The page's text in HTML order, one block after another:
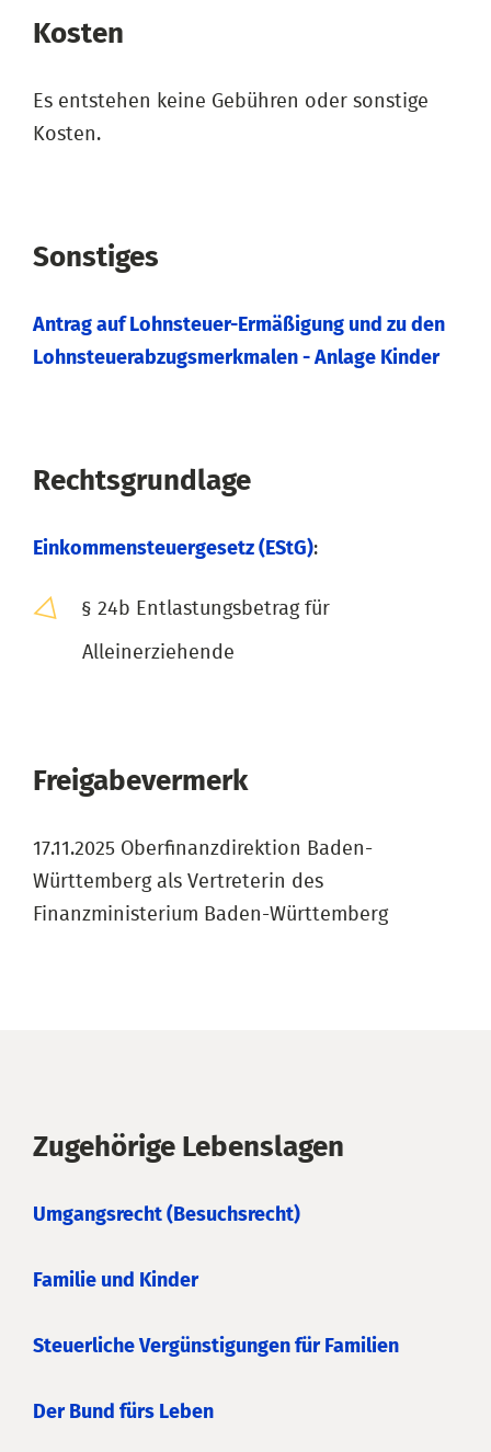
Kosten
Es entstehen keine Gebühren oder sonstige
Kosten.
Sonstiges
Antrag auf Lohnsteuer-Ermäßigung und zu den
Lohnsteuerabzugsmerkmalen - Anlage Kinder
Rechtsgrundlage
Einkommensteuergesetz (EStG):
§ 24b Entlastungsbetrag für
Alleinerziehende
Freigabevermerk
17.11.2025 Oberfinanzdirektion Baden-
Württemberg als Vertreterin des
Finanzministerium Baden-Württemberg
Zugehörige Lebenslagen
Umgangsrecht (Besuchsrecht)
Familie und Kinder
Steuerliche Vergünstigungen für Familien
Der Bund fürs Leben